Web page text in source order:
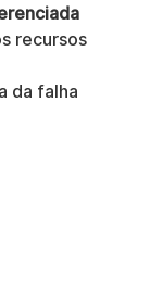
recursos
da falha